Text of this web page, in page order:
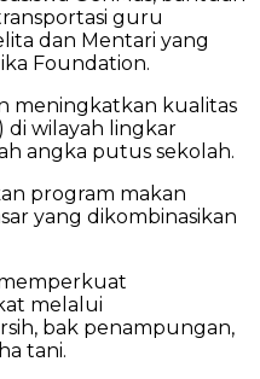
guru
dan Mentari yang
Foundation.
meningkatkan kualitas
di wilayah lingkar
angka putus sekolah.
program makan
yang dikombinasikan
melalui
bak penampungan,
tani.